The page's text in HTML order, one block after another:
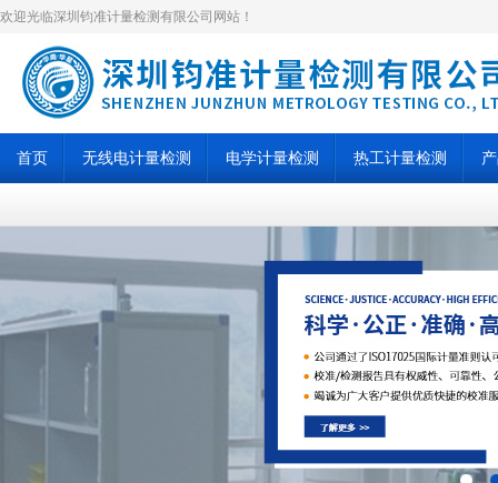
欢迎光临深圳钧准计量检测有限公司网站！
首页 无线电计量检测 电学计量检测 热工计量检测